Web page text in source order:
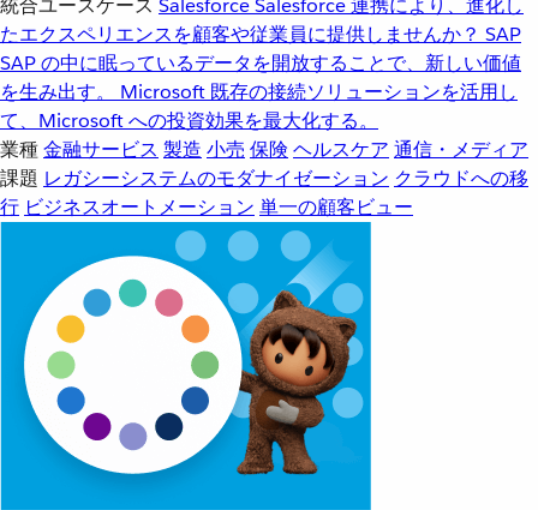
統合ユースケース SalesforceSalesforce 連携により、進化し
たエクスペリエンスを顧客や従業員に提供しませんか？ SAP
SAP の中に眠っているデータを開放することで、新しい価値
を生み出す。
Microsoft 既存の接続ソリューションを活用し
て、Microsoft への投資効果を最大化する。
業種金融サービス 製造 小売 保険 ヘルスケア 通信・メディア
課題 レガシーシステムのモダナイゼーション クラウドへの移
行 ビジネスオートメーション 単一の顧客ビュー